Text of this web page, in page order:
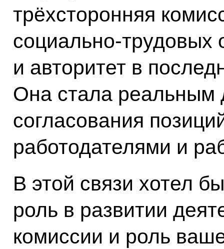
трёхсторонняя
социально-трудовых
и авторитет в
Она стала реальным
согласования
работодателями и
В этой связи хотел
роль в развитии
комиссии и роль